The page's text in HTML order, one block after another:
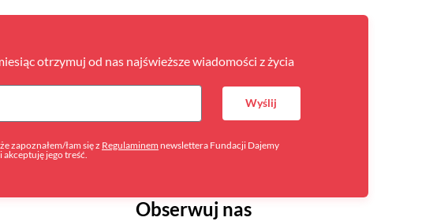
otrzymuj od nas najświeższe wiadomości z życia
zapoznałem/łam się z Regulaminem newslettera Fundacji Dajemy
akceptuję jego treść.
Wyślij
Obserwuj nas